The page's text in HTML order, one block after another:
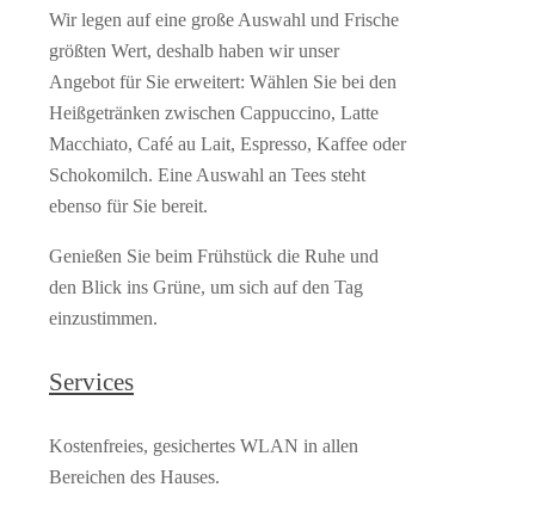
Wir legen auf eine große Auswahl und Frische
größten Wert, deshalb haben wir unser
Angebot für Sie erweitert: Wählen Sie bei den
Heißgetränken zwischen Cappuccino, Latte
Macchiato, Café au Lait, Espresso, Kaffee oder
Schokomilch. Eine Auswahl an Tees steht
ebenso für Sie bereit.
Genießen Sie beim Frühstück die Ruhe und
den Blick ins Grüne, um sich auf den Tag
einzustimmen.
Services
Kostenfreies, gesichertes WLAN in allen
Bereichen des Hauses.